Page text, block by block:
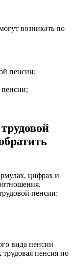
возникать по
пенсии;
пенсии;
цифрах и
пенсии:
вида пенсии
пенсия по